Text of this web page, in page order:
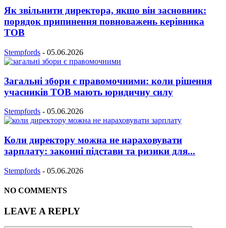
Як звільнити директора, якщо він засновник:
порядок припинення повноважень керівника
ТОВ
Stempfords - 05.06.2026
Загальні збори є правомочними: коли рішення
учасників ТОВ мають юридичну силу
Stempfords - 05.06.2026
Коли директору можна не нараховувати
зарплату: законні підстави та ризики для...
Stempfords - 05.06.2026
NO COMMENTS
LEAVE A REPLY